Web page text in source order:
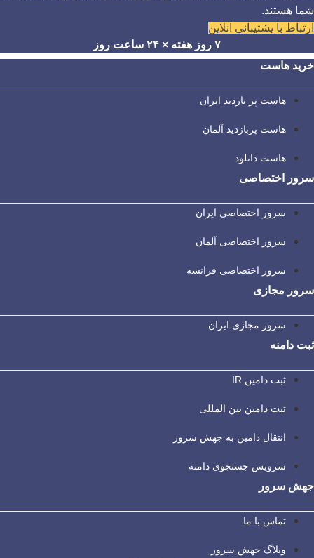
شما هستند.
ارتباط با پشتیبانی آنلاین
۷ روز هفته × ۲۴ ساعت روز
خرید هاست
هاست پر بازدید ایران
هاست پربازدید آلمان
هاست دانلود
سرور اختصاصی
سرور اختصاصی ایران
سرور اختصاصی آلمان
سرور اختصاصی فرانسه
سرور مجازی
سرور مجازی ایران
ثبت دامنه
ثبت دامین IR
ثبت دامین بین المللی
انتقال دامین به جهش سرور
سرویس جستجوی دامنه
جهش سرور
تماس با ما
وبلاگ جهش سرور